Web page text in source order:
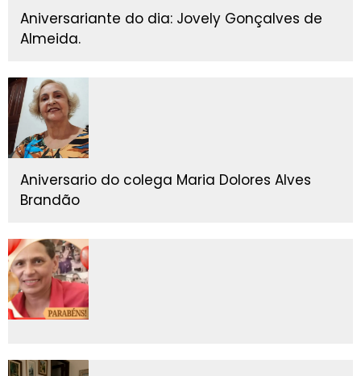
Aniversariante do dia: Jovely Gonçalves de
Almeida.
Aniversario do colega Maria Dolores Alves
Brandão